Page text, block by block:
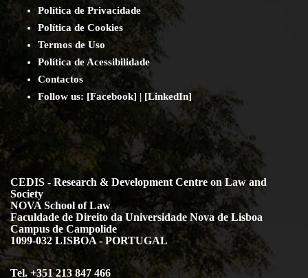
Política de Privacidade
Política de Cookies
Termos de Uso
Política de Acessibilidade
Contactos
Follow us: [Facebook] | [LinkedIn]
CEDIS - Research & Development Centre on Law and
Society
NOVA School of Law
Faculdade de Direito da Universidade Nova de Lisboa
Campus de Campolide
1099-032 LISBOA - PORTUGAL
Tel. +351 213 847 466